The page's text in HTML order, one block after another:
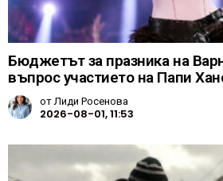
Бюджетът за празника на
въпрос участието на Папи
отЛиди Росенова
2026-08-01, 11:53